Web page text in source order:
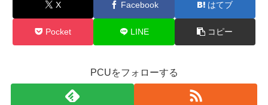
X Facebook はてブ
Pocket LINE コピー
PCUをフォローする